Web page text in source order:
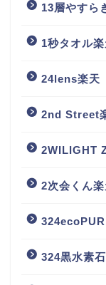
13層やすら
1秒タオル
24lens楽天
2nd Street
2WILIGHT
2次会くん楽
324黒水素